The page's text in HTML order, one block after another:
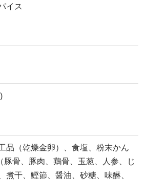
イス
品（乾燥金卵）、食塩、粉末かん
豚骨、豚肉、鶏骨、玉葱、人参、じ
煮干、鰹節、醤油、砂糖、味醂、